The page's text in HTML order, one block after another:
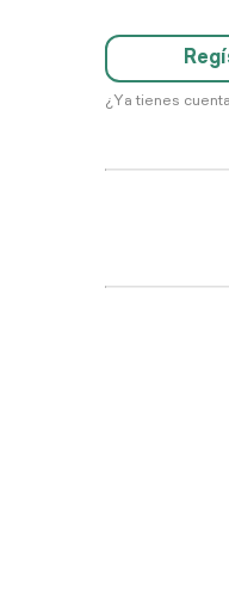
¿Ya tienes